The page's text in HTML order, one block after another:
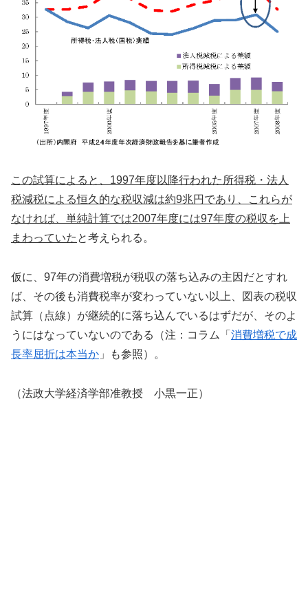
この試算によると、1997年度以降行われた所得税・法人
税減税による恒久的な税収減は約9兆円であり、これらが
なければ、単純計算では2007年度には97年度の税収を上
まわっていた と考えられる。
仮に、97年の消費増税が税収の落ち込みの主因だとすれ
ば、その後も消費税率が変わっていない以上、図表の税収
試算（点線）が継続的に落ち込んでいるはずだが、そのよ
うにはなっていないのである（注：コラム「 消費増税で成
長率屈折は本当か 」も参照）。
（法政大学経済学部准教授 小黒一正）